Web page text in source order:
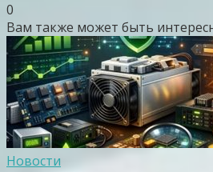
0
Вам также может быть
Новости